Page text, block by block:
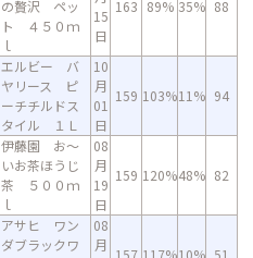
の贅沢 ペッ
ト ４５０ｍ
ｌ
15
日
163 89% 35% 88
エルビー バ
ヤリース ピ
ーチチルドス
タイル １Ｌ
10
月
01
日
159 103%11% 94
伊藤園 お～
いお茶ほうじ
茶 ５００ｍ
ｌ
08
月
19
日
159 120%48% 82
アサヒ ワン
ダブラックワ
08
月
157 117%10% 51